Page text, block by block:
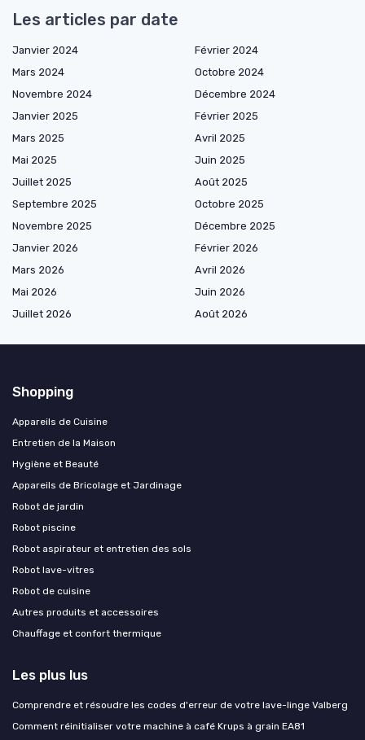
Les articles par date
Janvier 2024
Février 2024
Mars 2024
Octobre 2024
Novembre 2024
Décembre 2024
Janvier 2025
Février 2025
Mars 2025
Avril 2025
Mai 2025
Juin 2025
Juillet 2025
Août 2025
Septembre 2025
Octobre 2025
Novembre 2025
Décembre 2025
Janvier 2026
Février 2026
Mars 2026
Avril 2026
Mai 2026
Juin 2026
Juillet 2026
Août 2026
Shopping
Appareils de Cuisine
Entretien de la Maison
Hygiène et Beauté
Appareils de Bricolage et Jardinage
Robot de jardin
Robot piscine
Robot aspirateur et entretien des sols
Robot lave-vitres
Robot de cuisine
Autres produits et accessoires
Chauffage et confort thermique
Les plus lus
Comprendre et résoudre les codes d'erreur de votre lave-linge Valberg
Comment réinitialiser votre machine à café Krups à grain EA81